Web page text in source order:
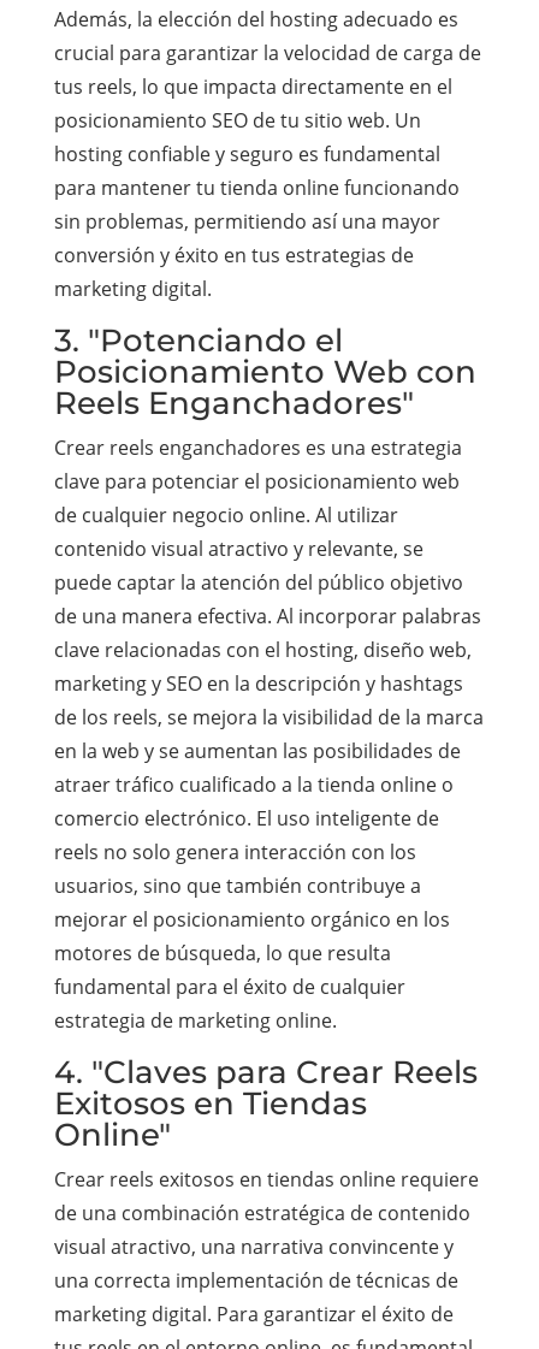
Además, la elección del hosting adecuado es
crucial para garantizar la velocidad de carga de
tus reels, lo que impacta directamente en el
posicionamiento SEO de tu sitio web. Un
hosting confiable y seguro es fundamental
para mantener tu tienda online funcionando
sin problemas, permitiendo así una mayor
conversión y éxito en tus estrategias de
marketing digital.
3. "Potenciando el
Posicionamiento Web con
Reels Enganchadores"
Crear reels enganchadores es una estrategia
clave para potenciar el posicionamiento web
de cualquier negocio online. Al utilizar
contenido visual atractivo y relevante, se
puede captar la atención del público objetivo
de una manera efectiva. Al incorporar palabras
clave relacionadas con el hosting, diseño web,
marketing y SEO en la descripción y hashtags
de los reels, se mejora la visibilidad de la marca
en la web y se aumentan las posibilidades de
atraer tráfico cualificado a la tienda online o
comercio electrónico. El uso inteligente de
reels no solo genera interacción con los
usuarios, sino que también contribuye a
mejorar el posicionamiento orgánico en los
motores de búsqueda, lo que resulta
fundamental para el éxito de cualquier
estrategia de marketing online.
4. "Claves para Crear Reels
Exitosos en Tiendas
Online"
Crear reels exitosos en tiendas online requiere
de una combinación estratégica de contenido
visual atractivo, una narrativa convincente y
una correcta implementación de técnicas de
marketing digital. Para garantizar el éxito de